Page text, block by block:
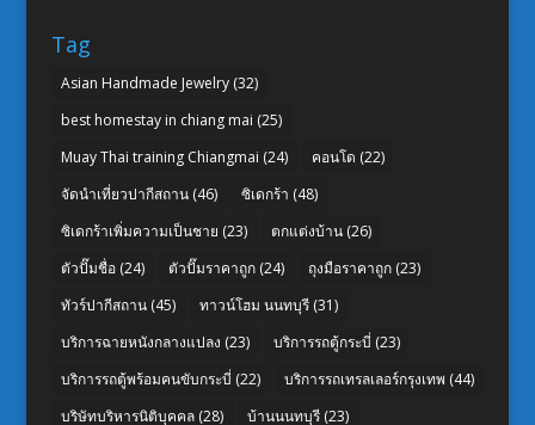
Tag
Asian Handmade Jewelry(32)
best homestay in chiang mai (25)
Muay Thai training Chiangmai (24) คอนโด (22)
จัดนำเที่ยวปากีสถาน(46) ซิเดกร้า (48)
ซิเดกร้าเพิ่มความเป็นชาย (23) ตกแต่งบ้าน(26)
ตัวปั๊มชื่อ(24) ตัวปั๊มราคาถูก(24) ถุงมือราคาถูก(23)
ทัวร์ปากีสถาน(45) ทาวน์โฮม นนทบุรี(31)
บริการฉายหนังกลางแปลง (23) บริการรถตู้กระบี่ (23)
บริการรถตู้พร้อมคนขับกระบี่ (22) บริการรถเทรลเลอร์กรุงเทพ (44)
บริษัทบริหารนิติบุคคล(28) บ้านนนทบุรี(23)